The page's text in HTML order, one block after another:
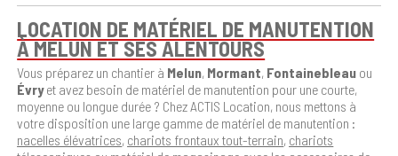
LOCATION DE MATÉRIEL DE MANUTENTION
À MELUN ET SES ALENTOURS
Vous préparez un chantier à Melun, Mormant, Fontainebleau ou
Évryet avez besoin de matériel de manutention pour une courte,
moyenne ou longue durée ? Chez ACTIS Location, nous mettons à
votre disposition une large gamme de matériel de manutention :
nacelles élévatrices, chariots frontaux tout-terrain, chariots